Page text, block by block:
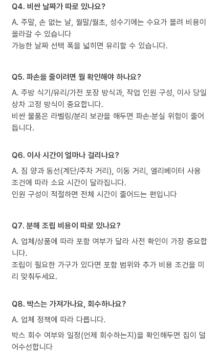
Q4. 비싼 날짜가 따로 있나요?
A. 주말, 손 없는 날, 월말/월초, 성수기에는 수요가 몰려 비용이
올라갈 수 있습니다
가능한 날짜 선택 폭을 넓히면 유리할 수 있습니다.
Q5. 파손을 줄이려면 뭘 확인해야 하나요?
A. 주방 식기/유리/가전 포장 방식과, 작업 인원 구성, 이사 당일
상차 고정 방식이 중요합니다.
비싼 물품은 라벨링/분리 보관을 해두면 파손·분실 위험이 줄어
듭니다.
Q6. 이사 시간이 얼마나 걸리나요?
A. 짐 양과 동선(계단/주차 거리), 이동 거리, 엘리베이터 사용
조건에 따라 소요 시간이 달라집니다.
인원 구성이 적절하면 전체 시간이 줄어드는 편입니다
Q7. 분해 조립 비용이 따로 있나요?
A. 업체/상품에 따라 포함 여부가 달라 사전 확인이 가장 중요합
니다.
조립이 필요한 가구가 있다면 포함 범위와 추가 비용 조건을 미
리 맞춰두세요.
Q8. 박스는 가져가나요, 회수하나요?
A. 업체 정책에 따라 다릅니다.
박스 회수 여부와 일정(언제 회수하는지)을 확인해두면 집이 덜
어수선합니다